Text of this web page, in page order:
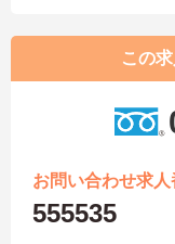
この
お問い合わせ求人
555535